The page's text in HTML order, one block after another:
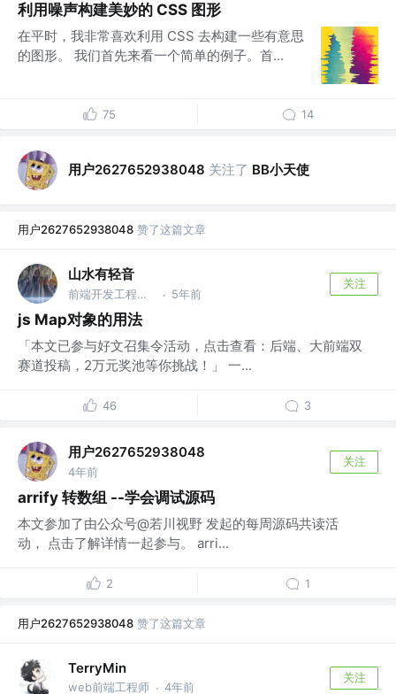
利用噪声构建美妙的 CSS 图形
在平时，我非常喜欢利用 CSS 去构建一些有意思
的图形。 我们首先来看一个简单的例子。首...
75 14
用户2627652938048 关注了 BB小天使
用户2627652938048 赞了这篇文章
山水有轻音
前端开发工程师 @新县天成 · 5年前
关注
js Map对象的用法
「本文已参与好文召集令活动，点击查看：后端、大前端双
赛道投稿，2万元奖池等你挑战！」 一...
46 3
用户2627652938048
4年前
关注
arrify 转数组 --学会调试源码
本文参加了由公众号@若川视野 发起的每周源码共读活
动， 点击了解详情一起参与。 arri...
2 1
用户2627652938048 赞了这篇文章
TerryMin
web前端工程师 · 4年前
关注